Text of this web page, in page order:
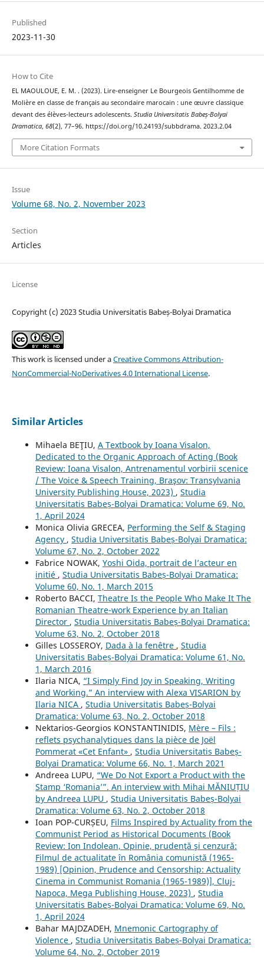
Published
2023-11-30
How to Cite
EL MAOULOUE, E. M. . (2023). Lire-enseigner Le Bourgeois Gentilhomme de
Molière en classe de français au secondaire marocain : une œuvre classique
devant des élèves-lecteurs adolescents. Studia Universitatis Babeș-Bolyai
Dramatica, 68(2), 77–96. https://doi.org/10.24193/subbdrama. 2023.2.04
More Citation Formats
Issue
Volume 68, No. 2, November 2023
Section
Articles
License
Copyright (c) 2023 Studia Universitatis Babeș-Bolyai Dramatica
This work is licensed under aCreative Commons Attribution-
NonCommercial-NoDerivatives 4.0 International License.
Similar Articles
Mihaela BEŢIU, A Textbook by Ioana Visalon,
Dedicated to the Organic Approach of Acting (Book
Review: Ioana Visalon, Antrenamentul vorbirii scenice
/ The Voice & Speech Training, Braşov: Transylvania
University Publishing House, 2023) , Studia
Universitatis Babeș-Bolyai Dramatica: Volume 69, No.
1, April 2024
Monica Olivia GRECEA, Performing the Self & Staging
Agency , Studia Universitatis Babeș-Bolyai Dramatica:
Volume 67, No. 2, October 2022
Fabrice NOWAK, Yoshi Oida, portrait de l’acteur en
initié , Studia Universitatis Babeș-Bolyai Dramatica:
Volume 60, No. 1, March 2015
Roberto BACCI, Theatre Is the People Who Make It The
Romanian Theatre-work Experience by an Italian
Director , Studia Universitatis Babeș-Bolyai Dramatica:
Volume 63, No. 2, October 2018
Gilles LOSSEROY, Dada à la fenêtre , Studia
Universitatis Babeș-Bolyai Dramatica: Volume 61, No.
1, March 2016
Ilaria NICA, “I Simply Find Joy in Speaking, Writing
and Working.” An interview with Alexa VISARION by
Ilaria NICA , Studia Universitatis Babeș-Bolyai
Dramatica: Volume 63, No. 2, October 2018
Nektarios-Georgios KONSTANTINIDIS, Mère – Fils :
reflets psychanalytiques dans la pièce de Joël
Pommerat «Cet Enfant» , Studia Universitatis Babeș-
Bolyai Dramatica: Volume 66, No. 1, March 2021
Andreea LUPU, “We Do Not Export a Product with the
Stamp ‘Romania’”. An interview with Mihai MĂNIUȚIU
by Andreea LUPU , Studia Universitatis Babeș-Bolyai
Dramatica: Volume 63, No. 2, October 2018
Ioan POP-CURȘEU, Films Inspired by Actuality from the
Communist Period as Historical Documents (Book
Review: Ion Indolean, Opinie, prudenţă şi cenzură:
Filmul de actualitate în România comunistă (1965-
1989) [Opinion, Prudence and Censorship: Actuality
Cinema in Communist Romania (1965-1989)], Cluj-
Napoca, Mega Publishing House, 2023) , Studia
Universitatis Babeș-Bolyai Dramatica: Volume 69, No.
1, April 2024
Bahar MAJDZADEH, Mnemonic Cartography of
Violence , Studia Universitatis Babeș-Bolyai Dramatica:
Volume 64, No. 2, October 2019